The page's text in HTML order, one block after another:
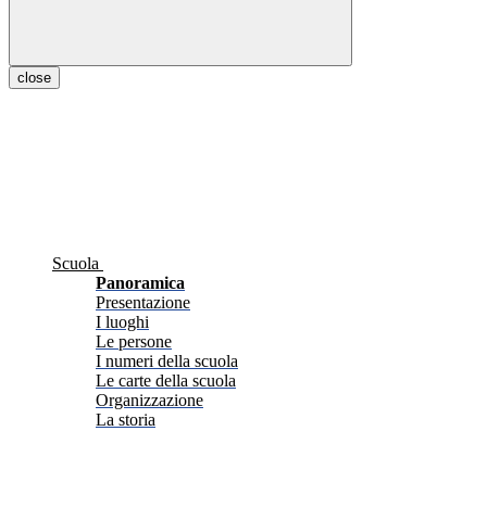
close
Scuola
Panoramica
Presentazione
I luoghi
Le persone
I numeri della scuola
Le carte della scuola
Organizzazione
La storia